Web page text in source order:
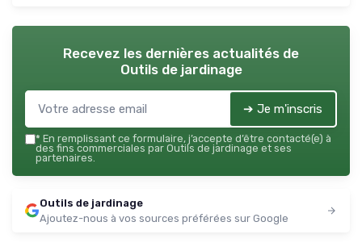
Recevez les dernières actualités de
Outils de jardinage
➔ Je m'inscris
* En remplissant ce formulaire, j’accepte d’être contacté(e) à
des fins commerciales par Outils de jardinage et ses
partenaires.
Outils de jardinage
Ajoutez-nous à vos sources préférées sur Google